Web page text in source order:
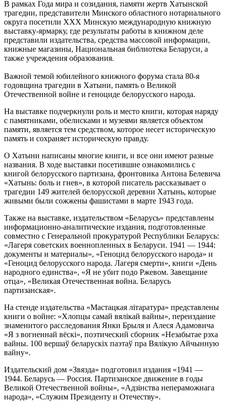
В рамках Года мира и созидания, памяти жертв Хатынской
трагедии, представители Минского областного нотариального
округа посетили ХХХ Минскую международную книжную
выставку-ярмарку, где результаты работы в книжном деле
представили издательства, средства массовой информации,
книжные магазины, Национальная библиотека Беларуси, а
также учреждения образования.
Важной темой юбилейного книжного форума стала 80‑я
годовщина трагедии в Хатыни, память о Великой
Отечественной войне и геноциде белорусского народа.
На выставке подчеркнули роль и место книги, которая наряду
с памятниками, обелисками и музеями является объектом
памяти, является тем средством, которое несет историческую
память и сохраняет историческую правду.
О Хатыни написаны многие книги, и все они имеют разные
названия. В ходе выставки посетившие ознакомились с
книгой белорусского партизана, фронтовика Антона Белевича
«Хатынь: боль и гнев», в которой писатель рассказывает о
трагедии 149 жителей белорусской деревни Хатынь, которые
живыми были сожжены фашистами в марте 1943 года.
Также на выставке, издательством «Беларусь» представлены
информационно-аналитические издания, подготовленные
совместно с Генеральной прокуратурой Республики Беларусь:
«Лагеря советских военнопленных в Беларуси. 1941 — 1944:
документы и материалы», «Геноцид белорусского народа» и
«Геноцид белорусского народа. Лагеря смерти», книги «День
народного единства», «Я не убит подо Ржевом. Завещание
отца», «Великая Отечественная война. Беларусь
партизанская».
На стенде издательства «Мастацкая лiтаратура» представлены
книги о войне: «Хлопцы самай вялiкай вайны», переиздание
знаменитого расследования Янки Брыля и Алеся Адамовича
«Я з вогненнай вёскi», поэтический сборник «Незабытае рэха
вайны. 100 вершаў беларускiх паэтаў пра Вялiкую Айчынную
вайну».
Издательский дом «Звязда» подготовил издания «1941 —
1944. Беларусь — Россия. Партизанское движение в годы
Великой Отечественной войны», «Адзiнства непераможнага
народа», «Служим ­­Президенту и Отечеству».